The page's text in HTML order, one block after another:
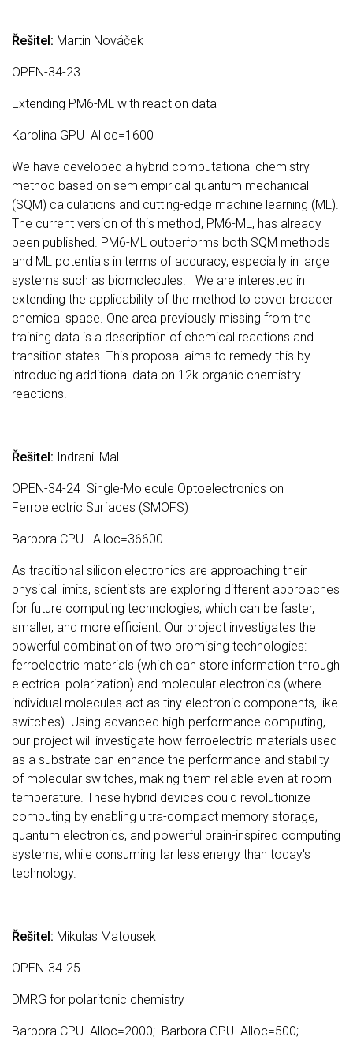
Řešitel: Martin Nováček
OPEN-34-23
Extending PM6-ML with reaction data
Karolina GPU Alloc=1600
We have developed a hybrid computational chemistry
method based on semiempirical quantum mechanical
(SQM) calculations and cutting-edge machine learning (ML).
The current version of this method, PM6-ML, has already
been published. PM6-ML outperforms both SQM methods
and ML potentials in terms of accuracy, especially in large
systems such as biomolecules. We are interested in
extending the applicability of the method to cover broader
chemical space. One area previously missing from the
training data is a description of chemical reactions and
transition states. This proposal aims to remedy this by
introducing additional data on 12k organic chemistry
reactions.
Řešitel: Indranil Mal
OPEN-34-24 Single-Molecule Optoelectronics on
Ferroelectric Surfaces (SMOFS)
Barbora CPU Alloc=36600
As traditional silicon electronics are approaching their
physical limits, scientists are exploring different approaches
for future computing technologies, which can be faster,
smaller, and more efficient. Our project investigates the
powerful combination of two promising technologies:
ferroelectric materials (which can store information through
electrical polarization) and molecular electronics (where
individual molecules act as tiny electronic components, like
switches). Using advanced high-performance computing,
our project will investigate how ferroelectric materials used
as a substrate can enhance the performance and stability
of molecular switches, making them reliable even at room
temperature. These hybrid devices could revolutionize
computing by enabling ultra-compact memory storage,
quantum electronics, and powerful brain-inspired computing
systems, while consuming far less energy than today's
technology.
Řešitel: Mikulas Matousek
OPEN-34-25
DMRG for polaritonic chemistry
Barbora CPU Alloc=2000; Barbora GPU Alloc=500;